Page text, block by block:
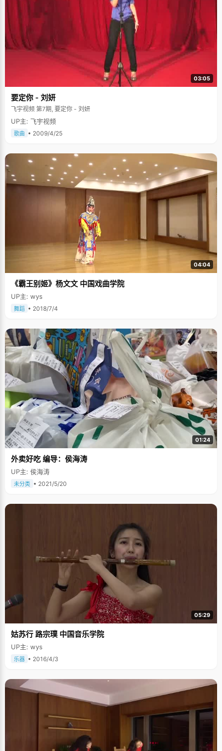
03:05
要定你 - 刘妍
飞宇视频 第7期, 要定你 - 刘妍
UP主: 飞宇视频
歌曲 • 2009/4/25
04:04
《霸王别姬》杨文文 中国戏曲学院
UP主: wys
舞蹈 • 2018/7/4
01:24
外卖好吃 编导：侯海涛
UP主: 侯海涛
未分类 • 2021/5/20
05:29
姑苏行 路宗璞 中国音乐学院
UP主: wys
乐器 • 2016/4/3